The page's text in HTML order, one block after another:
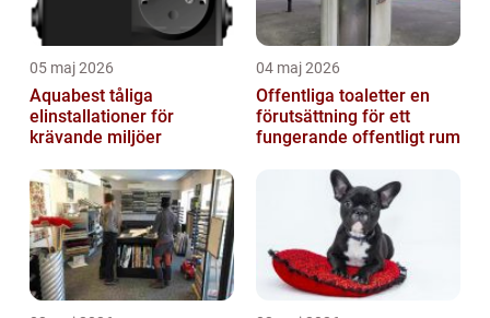
05 maj 2026
Aquabest tåliga
elinstallationer för
krävande miljöer
04 maj 2026
Offentliga toaletter en
förutsättning för ett
fungerande offentligt rum